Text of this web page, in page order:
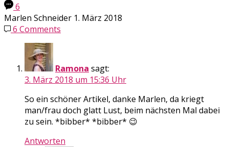
6
Marlen Schneider 1. März 2018
6 Comments
Ramona sagt:
3. März 2018 um 15:36 Uhr
So ein schöner Artikel, danke Marlen, da kriegt
man/frau doch glatt Lust, beim nächsten Mal dabei
zu sein. *bibber* *bibber* 😉
Antworten